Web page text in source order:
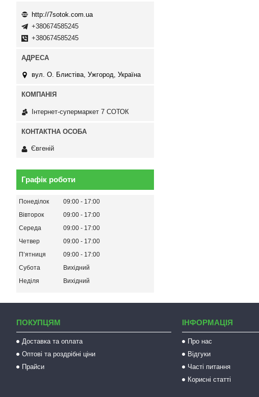
http://7sotok.com.ua
+380674585245
+380674585245
вул. О. Блистіва, Ужгород, Україна
Інтернет-супермаркет 7 СОТОК
Євгеній
Графік роботи
Понеділок 09:00
17:00
Вівторок
09:00
17:00
Середа
09:00
17:00
Четвер
09:00
17:00
Пʼятниця
09:00
17:00
Субота
Вихідний
Неділя
Вихідний
ПОКУПЦЯМ
Доставка та оплата
Оптові та роздрібні ціни
Прайси
ІНФОРМАЦІЯ
Про нас
Відгуки
Часті питання
Корисні статті